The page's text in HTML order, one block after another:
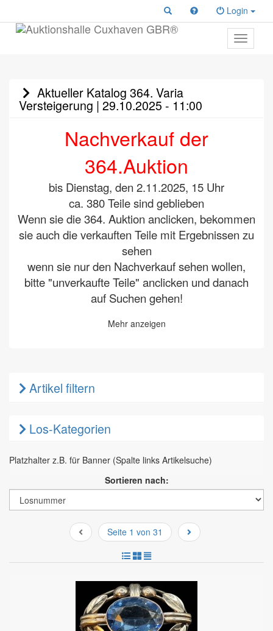
Login
Toggle
primary
Aktueller Katalog 364. Varia
Versteigerung | 29.10.2025 - 11:00
Nachverkauf der
364.Auktion
bis Dienstag, den 2.11.2025, 15 Uhr
ca. 380 Teile sind geblieben
Wenn sie die 364. Auktion anclicken, bekommen
sie auch die verkauften Teile mit Ergebnissen zu
sehen
wenn sie nur den Nachverkauf sehen wollen,
bitte "unverkaufte Teile" anclicken und danach
auf Suchen gehen!
Mehr anzeigen
Artikel filtern
Los-Kategorien
Platzhalter z.B. für Banner (Spalte links Artikelsuche)
Sortieren nach:
Seite 1 von 31